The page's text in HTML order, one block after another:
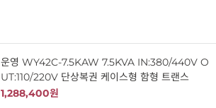
운영 WY42C-7.5KAW 7.5KVA IN:380/440V O
UT:110/220V 단상복권 케이스형 함형 트랜스
1,288,400원